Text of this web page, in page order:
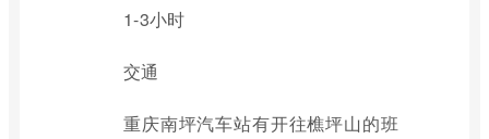
1-3小时
交通
重庆南坪汽车站有开往樵坪山的班